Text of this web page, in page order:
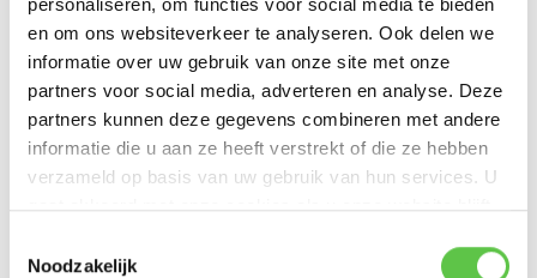
en om ons websiteverkeer te analyseren. Ook delen we
informatie over uw gebruik van onze site met onze
partners voor social media, adverteren en analyse. Deze
partners kunnen deze gegevens combineren met andere
informatie die u aan ze heeft verstrekt of die ze hebben
verzameld op basis van uw gebruik van hun services. U
gaat akkoord met onze cookies als u onze website blijft
Noodzakelijk
€1.169,99
Excl. btw